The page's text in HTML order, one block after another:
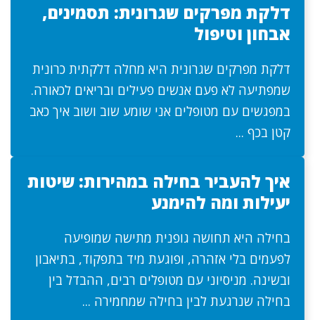
דלקת מפרקים שגרונית: תסמינים,
אבחון וטיפול
דלקת מפרקים שגרונית היא מחלה דלקתית כרונית
שמפתיעה לא פעם אנשים פעילים ובריאים לכאורה.
במפגשים עם מטופלים אני שומע שוב ושוב איך כאב
קטן בכף ...
איך להעביר בחילה במהירות: שיטות
יעילות ומה להימנע
בחילה היא תחושה גופנית מתישה שמופיעה
לפעמים בלי אזהרה, ופוגעת מיד בתפקוד, בתיאבון
ובשינה. מניסיוני עם מטופלים רבים, ההבדל בין
בחילה שנרגעת לבין בחילה שמחמירה ...